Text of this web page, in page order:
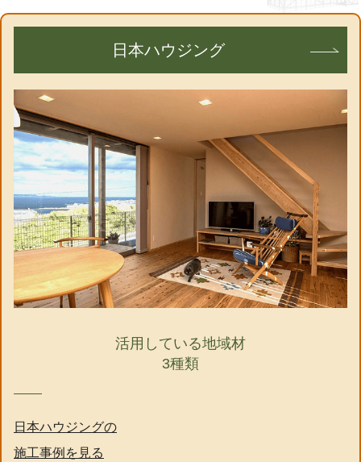
日本ハウジング
活用している地域材
3種類
日本ハウジングの
施工事例を見る